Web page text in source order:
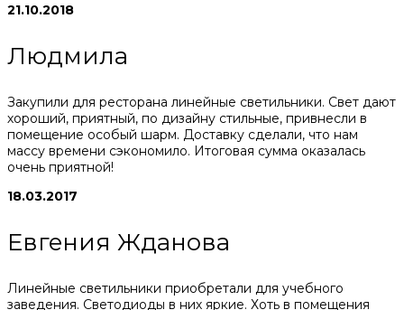
21.10.2018
Людмила
Закупили для ресторана линейные светильники. Свет дают
хороший, приятный, по дизайну стильные, привнесли в
помещение особый шарм. Доставку сделали, что нам
массу времени сэкономило. Итоговая сумма оказалась
очень приятной!
18.03.2017
Евгения Жданова
Линейные светильники приобретали для учебного
заведения. Светодиоды в них яркие. Хоть в помещения